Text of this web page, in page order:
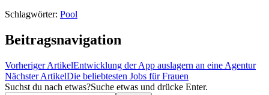
Schlagwörter: Pool
Beitragsnavigation
Vorheriger ArtikelEntwicklung der App auslagern an eine Agentur
Nächster ArtikelDie beliebtesten Jobs für Frauen
Suchst du nach etwas?Suche etwas und drücke Enter.